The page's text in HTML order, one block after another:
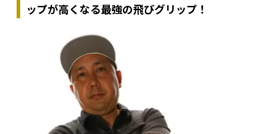
ップが高くなる最強の飛びグリップ！